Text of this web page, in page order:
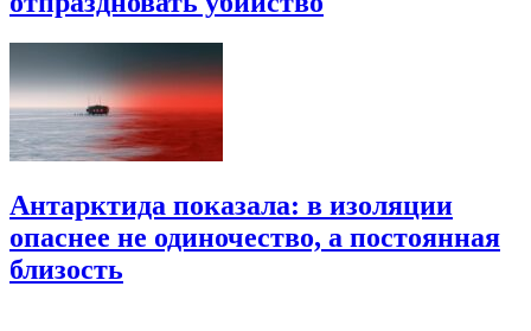
Антарктида показала: в изоляции
опаснее не одиночество, а постоянная
близость